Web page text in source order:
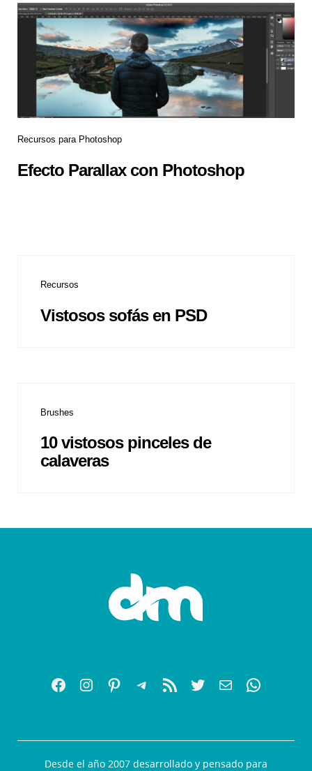
Recursos para Photoshop
Efecto Parallax con Photoshop
Recursos
Vistosos sofás en PSD
Brushes
10 vistosos pinceles de
calaveras
Desde el año 2007 desarrollado y pensado para